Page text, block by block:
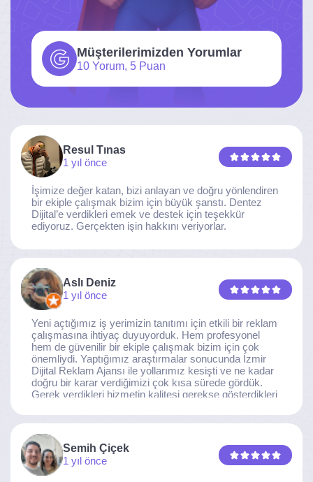
Müşterilerimizden Yorumlar
10 Yorum, 5 Puan
Resul Tınas
1 yıl önce
İşimize değer katan, bizi anlayan ve doğru yönlendiren
bir ekiple çalışmak bizim için büyük şanstı. Dentez
Dijital’e verdikleri emek ve destek için teşekkür
ediyoruz. Gerçekten işin hakkını veriyorlar.
Aslı Deniz
1 yıl önce
Yeni açtığımız iş yerimizin tanıtımı için etkili bir reklam
çalışmasına ihtiyaç duyuyorduk. Hem profesyonel
hem de güvenilir bir ekiple çalışmak bizim için çok
önemliydi. Yaptığımız araştırmalar sonucunda İzmir
Dijital Reklam Ajansı ile yollarımız kesişti ve ne kadar
doğru bir karar verdiğimizi çok kısa sürede gördük.
Gerek verdikleri hizmetin kalitesi gerekse gösterdikleri
noktaya ulaştı. Kaliteden asla taviz vermeyen, her
ekibine gönülden teşekkür ederiz.
Semih Çiçek
1 yıl önce